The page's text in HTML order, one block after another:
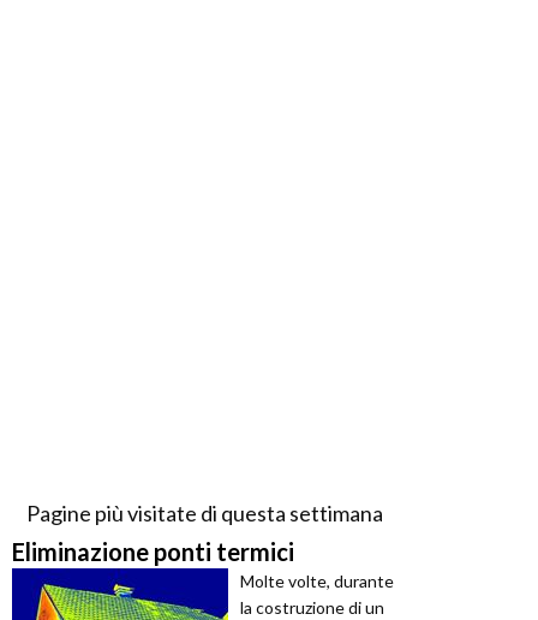
Pagine più visitate di questa settimana
Eliminazione ponti termici
Molte volte, durante
la costruzione di un